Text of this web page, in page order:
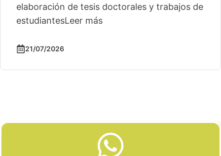
elaboración de tesis doctorales y trabajos de
estudiantesLeer más
21/07/2026